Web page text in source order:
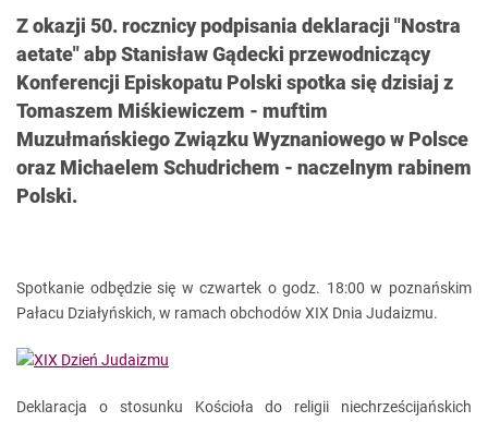
Z okazji 50. rocznicy podpisania deklaracji "Nostra
aetate" abp Stanisław Gądecki przewodniczący
Konferencji Episkopatu Polski spotka się dzisiaj z
Tomaszem Miśkiewiczem - muftim
Muzułmańskiego Związku Wyznaniowego w Polsce
oraz Michaelem Schudrichem - naczelnym rabinem
Polski.
Spotkanie odbędzie się w czwartek o godz. 18:00 w poznańskim
Pałacu Działyńskich, w ramach obchodów XIX Dnia Judaizmu.
Deklaracja o stosunku Kościoła do religii niechrześcijańskich